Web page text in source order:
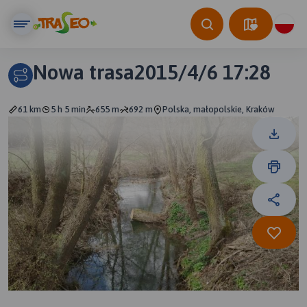
Nowa trasa2015/4/6 17:28
61 km 5 h 5 min 655 m 692 m Polska, małopolskie, Kraków